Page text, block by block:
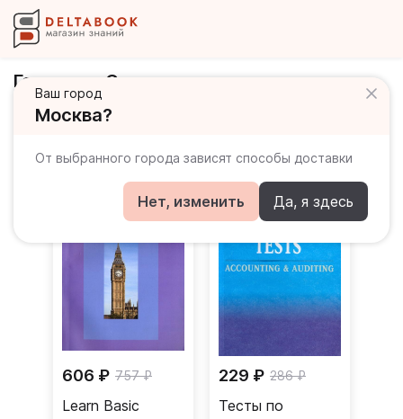
Ваш город
Москва?
От выбранного города зависят способы доставки
Нет, изменить Да, я здесь
Героика и Спорт
Книги издательства
606 ₽ 757 ₽
Learn Basic
229 ₽ 286 ₽
Тесты по